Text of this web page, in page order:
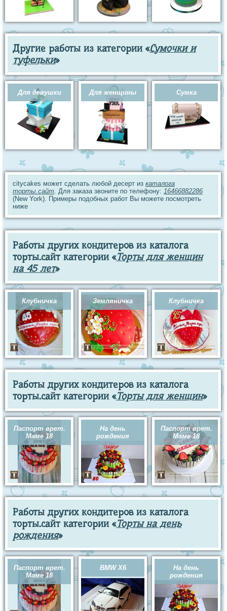
Другие работы из категории «Сумочки и
туфельки»
Для девушки Для женщины Сумка
citycakes может сделать любой десерт из каталога
торты.сайт. Для заказа звоните по телефону: 16466882286
(New York). Примеры подобных работ Вы можете посмотреть
ниже
Работы других кондитеров из каталога
торты.сайт категории «Торты для женщин
на 45 лет»
Клубничка Земляничка Клубничка
Работы других кондитеров из каталога
торты.сайт категории «Торты для женщин»
Паспорт врет.
Маме 18
На день
рождения
Паспорт врет.
Маме 18
Работы других кондитеров из каталога
торты.сайт категории «Торты на день
рождения»
Паспорт врет.
Маме 18
BMW X6
На день
рождения